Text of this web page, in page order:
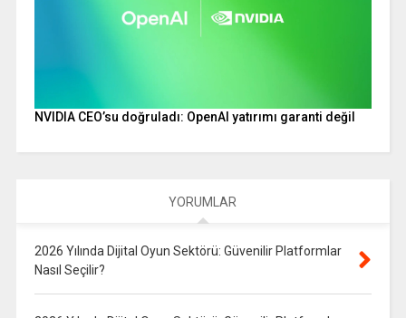
NVIDIA CEO’su doğruladı: OpenAI yatırımı garanti değil
YORUMLAR
2026 Yılında Dijital Oyun Sektörü: Güvenilir Platformlar
Nasıl Seçilir?